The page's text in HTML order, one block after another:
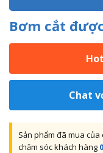
Bơm cắt
Chat
Sản phẩm đã mua
chăm sóc khách hàng